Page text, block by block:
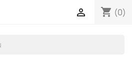
shopping_cart (0)
